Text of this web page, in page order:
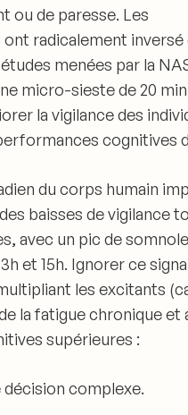
ou de paresse. Les
ont radicalement
menées par la
micro-sieste de 20
la vigilance des
cognitives
du corps humain
baisses de vigilance
avec un pic de
et 15h. Ignorer ce
les excitants
la fatigue chronique et
supérieures :
décision complexe.